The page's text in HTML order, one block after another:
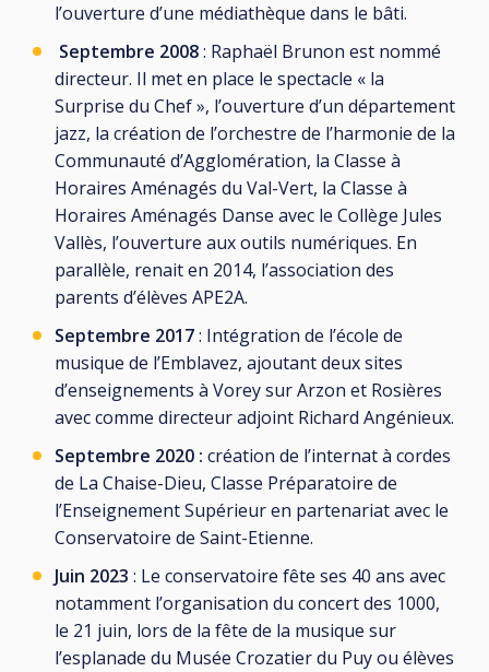
l’ouverture d’une médiathèque dans le bâti.
Septembre 2008: Raphaël Brunon est nommé
directeur. Il met en place le spectacle « la
Surprise du Chef », l’ouverture d’un département
jazz, la création de l’orchestre de l’harmonie de la
Communauté d’Agglomération, la Classe à
Horaires Aménagés du Val-Vert, la Classe à
Horaires Aménagés Danse avec le Collège Jules
Vallès, l’ouverture aux outils numériques. En
parallèle, renait en 2014, l’association des
parents d’élèves APE2A.
Septembre 2017: Intégration de l’école de
musique de l’Emblavez, ajoutant deux sites
d’enseignements à Vorey sur Arzon et Rosières
avec comme directeur adjoint Richard Angénieux.
Septembre 2020 : création de l’internat à cordes
de La Chaise-Dieu, Classe Préparatoire de
l’Enseignement Supérieur en partenariat avec le
Conservatoire de Saint-Etienne.
Juin 2023 : Le conservatoire fête ses 40 ans avec
notamment l’organisation du concert des 1000,
le 21 juin, lors de la fête de la musique sur
l’esplanade du Musée Crozatier du Puy ou élèves